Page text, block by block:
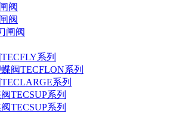
阀
阀
闸阀
系列
阀TECFLON系列
系列
TECSUP系列
TECSUP系列